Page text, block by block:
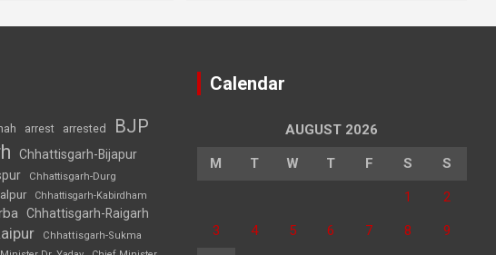
arrest arrested BJP
Chhattisgarh-Bijapur
Chhattisgarh-Durg
Chhattisgarh-Kabirdham
Chhattisgarh-Raigarh
Chhattisgarh-Sukma
Calendar
AUGUST 2026
M T W T F S S
1 2
3 4 5 6 7 8 9